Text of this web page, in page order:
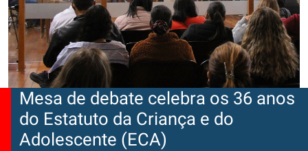
Mesa de debate celebra os 36 anos
do Estatuto da Criança e do
Adolescente (ECA)